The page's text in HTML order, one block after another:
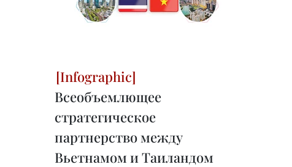
Всеобъемлющее
стратегическое
партнерство между
Вьетнамом и Таиландом